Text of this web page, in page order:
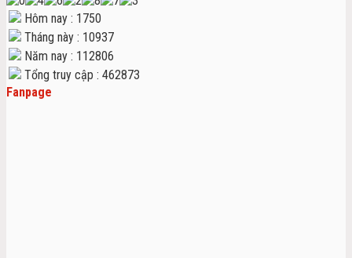
Hôm nay : 1750
Tháng này : 10937
Năm nay : 112806
Tổng truy cập : 462873
Fanpage